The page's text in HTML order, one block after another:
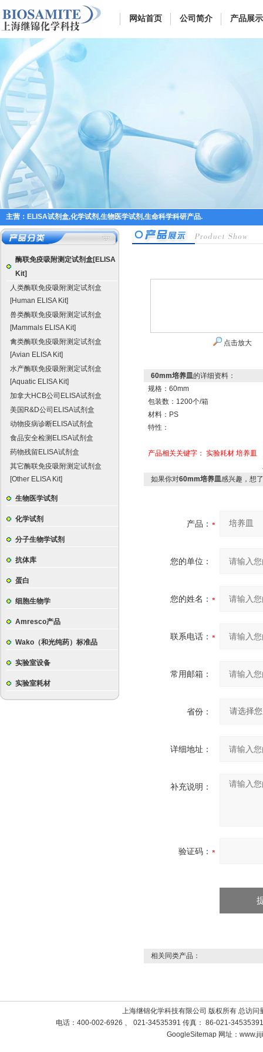
网站首页 公司简介 产品展示
主营：ELISA试剂盒,化学试剂,生物医学试剂,生命科学科研产品.
酶联免疫吸附测定试剂盒[ELISA
Kit]
人类酶联免疫吸附测定试剂盒
[Human ELISA Kit]
兽类酶联免疫吸附测定试剂盒
[Mammals ELISA Kit]
禽类酶联免疫吸附测定试剂盒
[Avian ELISA Kit]
水产酶联免疫吸附测定试剂盒
[Aquatic ELISA Kit]
加拿大HCB公司ELISA试剂盒
美国R&D公司ELISA试剂盒
动物疫病诊断ELISA试剂盒
食品安全检测ELISA试剂盒
药物残留ELISA试剂盒
其它酶联免疫吸附测定试剂盒
[Other ELISA Kit]
生物医学试剂
化学试剂
分子生物学试剂
抗体库
蛋白
细胞生物学
Amresco产品
Wako（和光纯药）标准品
实验室设备
实验室耗材
点击放大
60mm培养皿的详细资料：
规格：60mm
包装数：1200个/箱
材料：PS
特性：
产品相关关键字： 实验耗材 培养皿
如果你对60mm培养皿感兴趣，想
产品：
您的单位：
您的姓名：
联系电话：
常用邮箱：
省份：
详细地址：
补充说明：
验证码：
相关同类产品：
上海继锦化学科技有限公司 版权所有 总访问
电话：400-002-6926 、 021-34535391 传真： 86-021-
GoogleSitemap 网址：